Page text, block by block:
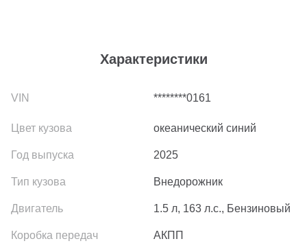
Характеристики
********0161
океанический синий
2025
Внедорожник
1.5 л, 163 л.с., Бензиновый
АКПП